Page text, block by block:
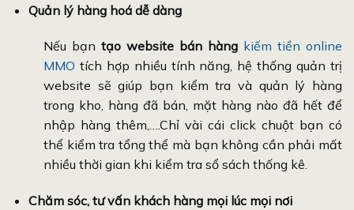
Quản lý hàng hoá dễ dàng
Nếu bạn tạo website bán hàng kiếm tiền online
MMO tích hợp nhiều tính năng, hệ thống quản trị
website sẽ giúp bạn kiểm tra và quản lý hàng
trong kho, hàng đã bán, mặt hàng nào đã hết để
nhập hàng thêm,….Chỉ vài cái click chuột bạn có
thể kiểm tra tổng thể mà bạn không cần phải mất
nhiều thời gian khi kiểm tra sổ sách thống kê.
Chăm sóc, tư vấn khách hàng mọi lúc mọi nơi